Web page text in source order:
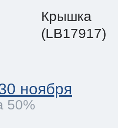
Крышка
(LB17917)
ноября
50%